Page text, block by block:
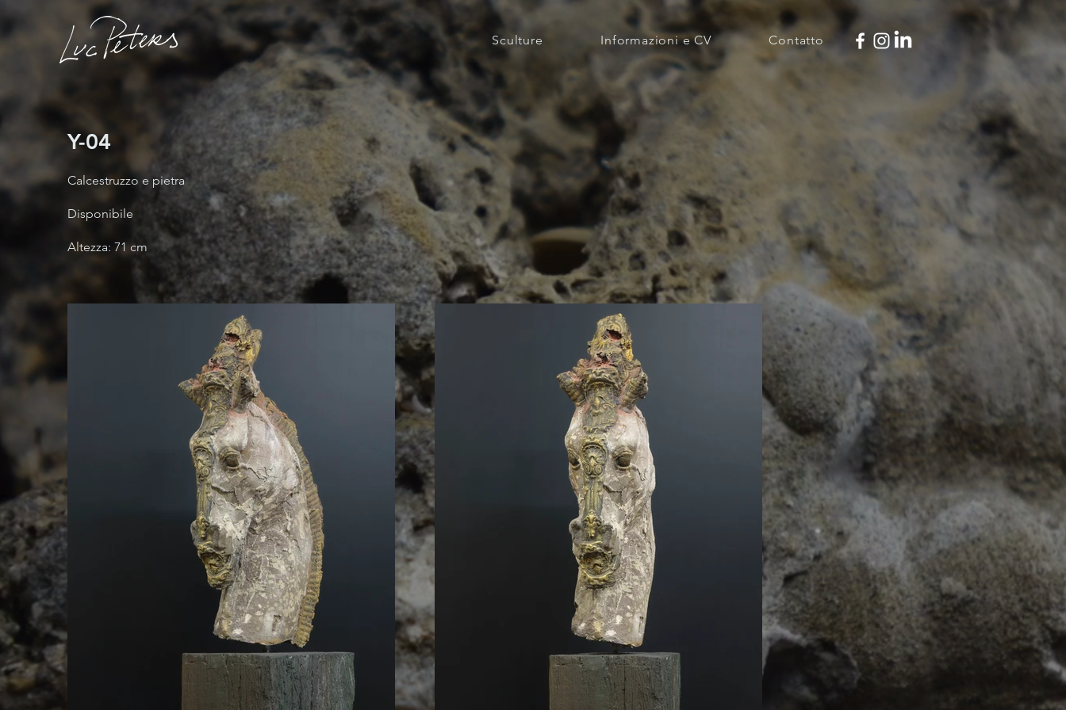
Sculture Informazioni e CV Contatto
Y-04
Calcestruzzo e pietra
Disponibile
Altezza: 71 cm